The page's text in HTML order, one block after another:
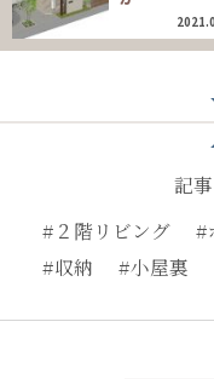
記
#２階リビング
#
#収納
#小屋裏